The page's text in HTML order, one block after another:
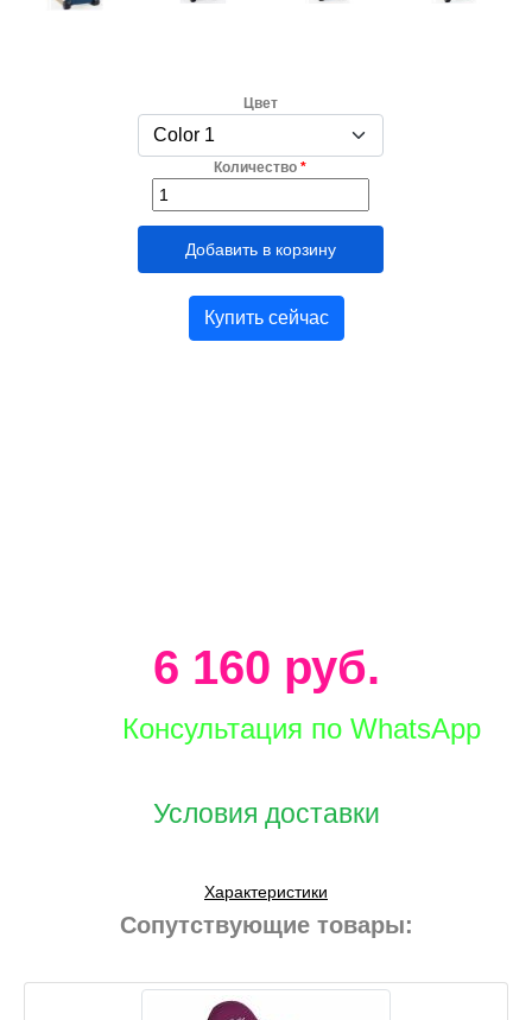
Цвет
Количество *
Купить сейчас
6 160 руб.
Консультация по WhatsApp
Условия доставки
Характеристики
Сопутствующие товары: